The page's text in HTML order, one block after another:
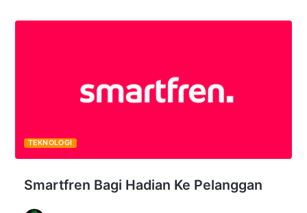
Smartfren Bagi Hadian Ke Pelanggan
TEKNOLOGI